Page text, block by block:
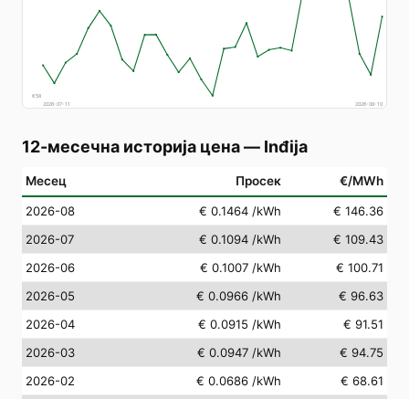
€58
2026-07-11
2026-08-10
12-месечна историја цена— Inđija
Месец Просек €/MWh
2026-08 € 0.1464 /kWh
€ 146.36
2026-07
€ 0.1094 /kWh
€ 109.43
2026-06
€ 0.1007 /kWh
€ 100.71
2026-05
€ 0.0966 /kWh
€ 96.63
2026-04
€ 0.0915 /kWh
€ 91.51
2026-03
€ 0.0947 /kWh
€ 94.75
2026-02
€ 0.0686 /kWh
€ 68.61